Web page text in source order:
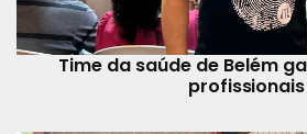
Time da saúde de Belém
profissionais